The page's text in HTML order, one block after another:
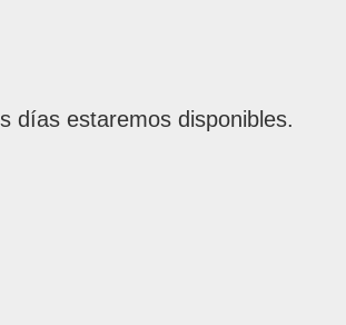
días estaremos disponibles.